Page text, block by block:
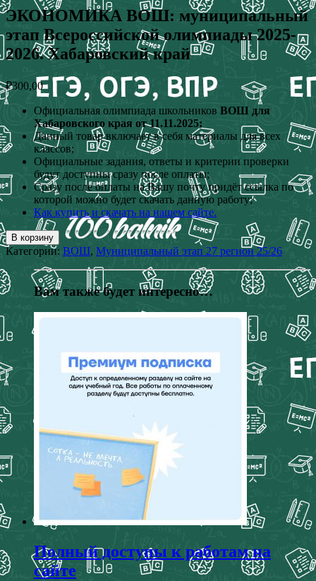
ЭКОНОМИКА ВОШ: муниципальный
этап Всероссийской олимпиады 2025-
2026. Хабаровский край
₽300,00
Официальная олимпиада школьников ВОШ для
Хабаровского края от 11.11.2025;
Данный товар включает в себя материалы для всех
классов;
Официальные задания, ответы и критерии проверки
будут доступны сразу после оплаты;
Сразу после оплаты на Вашу почту придёт ссылка по
которой можно будет скачать данную работу;
Как купить и скачать на нашем сайте.
В корзину
Категории: ВОШ, Муниципальный этап 27 регион 25/26
Вам также будет интересно…
Полный доступы к работам на
сайте